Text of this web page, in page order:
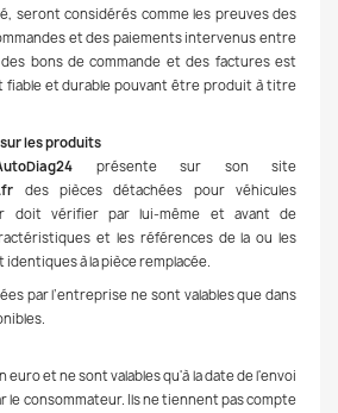
seront considérés comme les preuves des
et des paiements intervenus entre
bons de commande et des factures est
et durable pouvant être produit à titre
les produits
présente sur son site
.fr
des pièces détachées pour véhicules
doit vérifier par lui-même et avant de
et les références de la ou les
à la pièce remplacée.
par l’entreprise ne sont valables que dans
euro et ne sont valables qu'à la date de l'envoi
le consommateur. Ils ne tiennent pas compte